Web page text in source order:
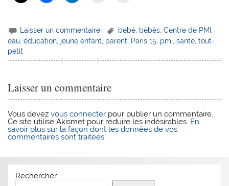
Laisser un commentaire bébé bébés ,Centre de PMI
eau ,éducation jeune enfant parent Paris 15 pmi ,santé ,tout-
petit
Laisser un commentaire
Vous devezvous connecter pour publier un commentaire.
Ce site utilise Akismet pour réduire les indésirables. En
savoir plus sur la façon dont les données de vos
commentaires sont traitées.
Rechercher